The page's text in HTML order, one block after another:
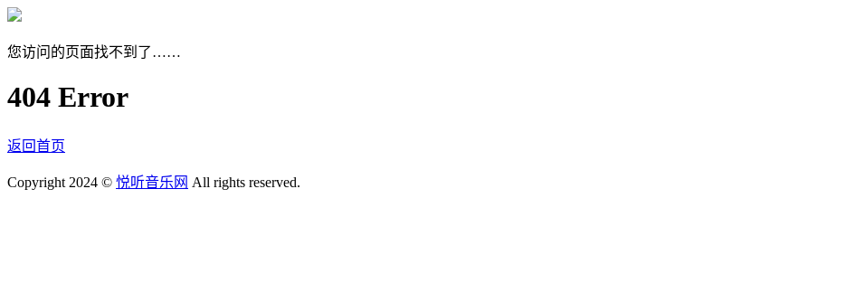
您访问的页面找不到了……
404 Error
返回首页
Copyright 2024 © 悦听音乐网 All rights reserved.